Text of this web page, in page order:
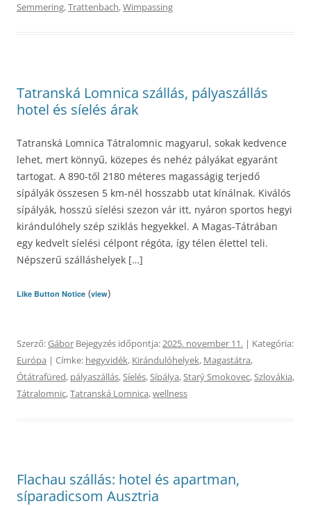
Semmering,Trattenbach,Wimpassing
Tatranská Lomnica szállás, pályaszállás
hotel és síelés árak
Tatranská Lomnica Tátralomnic magyarul, sokak kedvence
lehet, mert könnyű, közepes és nehéz pályákat egyaránt
tartogat. A 890-től 2180 méteres magasságig terjedő
sípályák összesen 5 km-nél hosszabb utat kínálnak. Kiválós
sípályák, hosszú síelési szezon vár itt, nyáron sportos hegyi
kirándulóhely szép sziklás hegyekkel. A Magas-Tátrában
egy kedvelt síelési célpont régóta, így télen élettel teli.
Népszerű szálláshelyek […]
Like Button Notice (view)
Szerző:Gábor Bejegyzés időpontja:2025. november 11. | Kategória:
Európa | Címke: hegyvidék, Kirándulóhelyek, Magastátra,
Ótátrafüred, pályaszállás,Síelés,Sípálya,Starý Smokovec,Szlovákia,
Tátralomnic,Tatranská Lomnica,wellness
Flachau szállás: hotel és apartman,
síparadicsom Ausztria